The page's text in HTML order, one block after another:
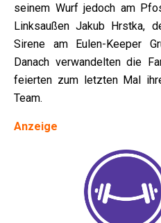
seinem Wurf jedoch am
Linksaußen Jakub Hrstka,
Sirene am Eulen-Keeper
Danach verwandelten die
feierten zum letzten Mal
Team.
Anzeige